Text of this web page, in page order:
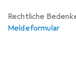
Rechtliche
Meldeformular